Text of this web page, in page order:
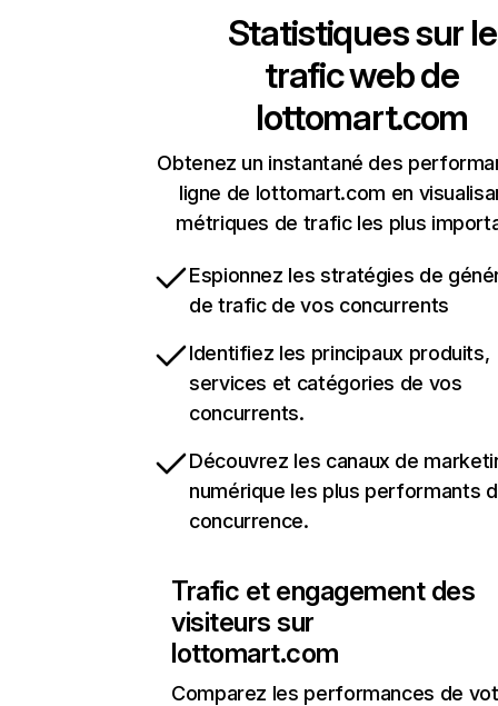
Statistiques sur le
trafic web de
lottomart.com
Obtenez un instantané des
ligne de lottomart.com en
métriques de trafic les plus
Espionnez les stratégies de
de trafic de vos concurrents
Identifiez les principaux produits,
services et catégories de vos
concurrents.
Découvrez les canaux de
numérique les plus performants
concurrence.
Trafic et engagement des
visiteurs sur
lottomart.com
Comparez les performances de